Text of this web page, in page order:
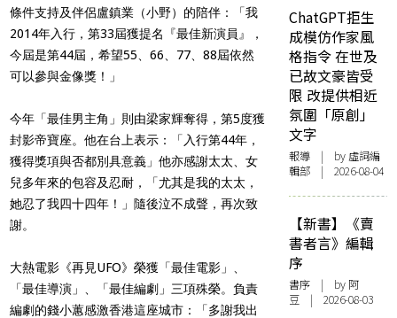
條件支持及伴侶盧鎮業（小野）的陪伴：「我
2014年入行，第33屆獲提名『最佳新演員』，
今屆是第44屆，希望55、66、77、88屆依然
可以參與金像獎！」
今年「最佳男主角」則由梁家輝奪得，第5度獲
封影帝寶座。他在台上表示：「入行第44年，
獲得獎項與否都別具意義」他亦感謝太太、女
兒多年來的包容及忍耐，「尤其是我的太太，
她忍了我四十四年！」隨後泣不成聲，再次致
謝。
大熱電影《再見UFO》榮獲「最佳電影」、
「最佳導演」、「最佳編劇」三項殊榮。負責
編劇的錢小蕙感激香港這座城市：「多謝我出
ChatGPT拒生
成模仿作家風
格指令 在世及
已故文豪皆受
限 改提供相近
氛圍「原創」
文字
報導 | by 虛詞編
輯部 | 2026-08-04
【新書】《賣
書者言》編輯
序
書序 | by 阿
豆 | 2026-08-03